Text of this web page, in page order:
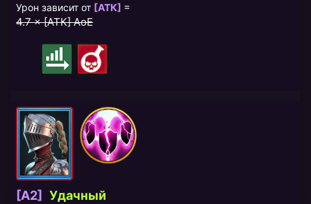
Урон зависит от [АТК] =
4.7 × [АТК] AoE
[A2]
Удачный